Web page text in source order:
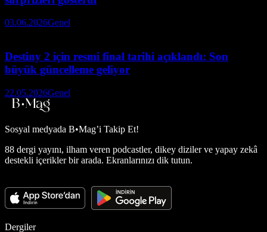
03.06.2026Genel
Destiny 2 için resmi final tarihi açıklandı: Son
büyük güncelleme geliyor
22.05.2026Genel
Sosyal medyada B•Mag’i Takip Et!
88 dergi yayını, ilham veren podcastler, dikey diziler ve yapay zekâ
destekli içerikler bir arada. Ekranlarınızı dik tutun.
Dergiler